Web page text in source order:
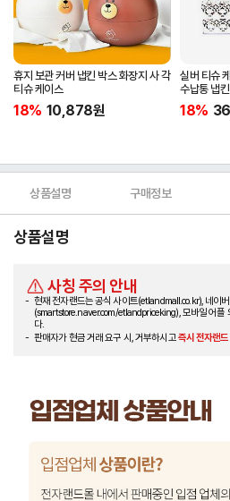
휴지 보관 커버 냅킨 박스 화장지 사 각
티슈 케이스
18% 10,878원
실버 티슈
수납통 냅
18%
상품설명 구매정보
상품설명
사칭 주의 안내
현재 전자랜드는 공식 사이트(etlandmall.co.kr), 네이
(smartstore.naver.com/etlandpriceking), 모바일 어플
다.
판매자가 현금 거래 요구 시, 거부하시고즉시 전자랜